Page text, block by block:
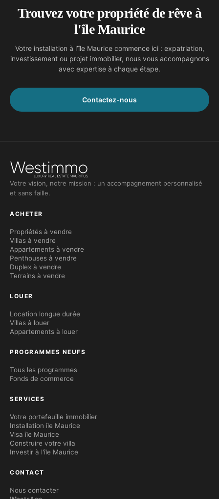
Trouvez votre propriété de rêve à
l'île Maurice
Votre installation à l’île Maurice commence ici : expatriation,
investissement ou projet immobilier, nous vous accompagnons
avec expertise à chaque étape.
Contactez-nous
Votre vision, notre mission : un accompagnement personnalisé
et sans faille.
ACHETER
Propriétés à vendre
Villas à vendre
Appartements à vendre
Penthouses à vendre
Duplex à vendre
Terrains à vendre
LOUER
Location longue durée
Villas à louer
Appartements à louer
PROGRAMMES NEUFS
Tous les programmes
Fonds de commerce
SERVICES
Votre portefeuille immobilier
Installation île Maurice
Visa île Maurice
Construire votre villa
Investir à l'île Maurice
CONTACT
Nous contacter